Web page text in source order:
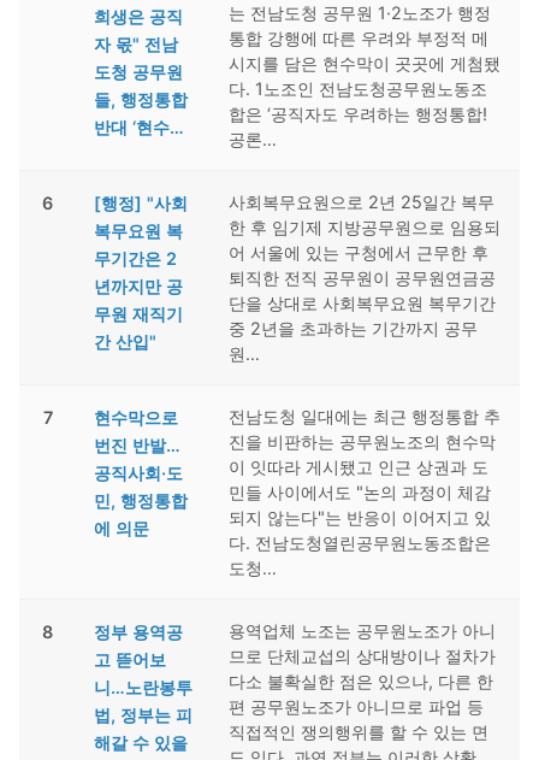
희생은 공직
자 몫" 전남
도청 공무원
들, 행정통합
반대 ‘현수…
는 전남도청 공무원 1·2노조가 행정
통합 강행에 따른 우려와 부정적 메
시지를 담은 현수막이 곳곳에 게첨됐
다. 1노조인 전남도청공무원노동조
합은 ‘공직자도 우려하는 행정통합!
공론…
6
[행정] "사회
복무요원 복
무기간은 2
년까지만 공
무원 재직기
간 산입"
사회복무요원으로 2년 25일간 복무
한 후 임기제 지방공무원으로 임용되
어 서울에 있는 구청에서 근무한 후
퇴직한 전직 공무원이 공무원연금공
단을 상대로 사회복무요원 복무기간
중 2년을 초과하는 기간까지 공무
원…
7
현수막으로
번진 반발…
공직사회·도
민, 행정통합
에 의문
전남도청 일대에는 최근 행정통합 추
진을 비판하는 공무원노조의 현수막
이 잇따라 게시됐고 인근 상권과 도
민들 사이에서도 "논의 과정이 체감
되지 않는다"는 반응이 이어지고 있
다. 전남도청열린공무원노동조합은
도청…
8
정부 용역공
고 뜯어보
니…노란봉투
법, 정부는 피
해갈 수 있을
용역업체 노조는 공무원노조가 아니
므로 단체교섭의 상대방이나 절차가
다소 불확실한 점은 있으나, 다른 한
편 공무원노조가 아니므로 파업 등
직접적인 쟁의행위를 할 수 있는 면